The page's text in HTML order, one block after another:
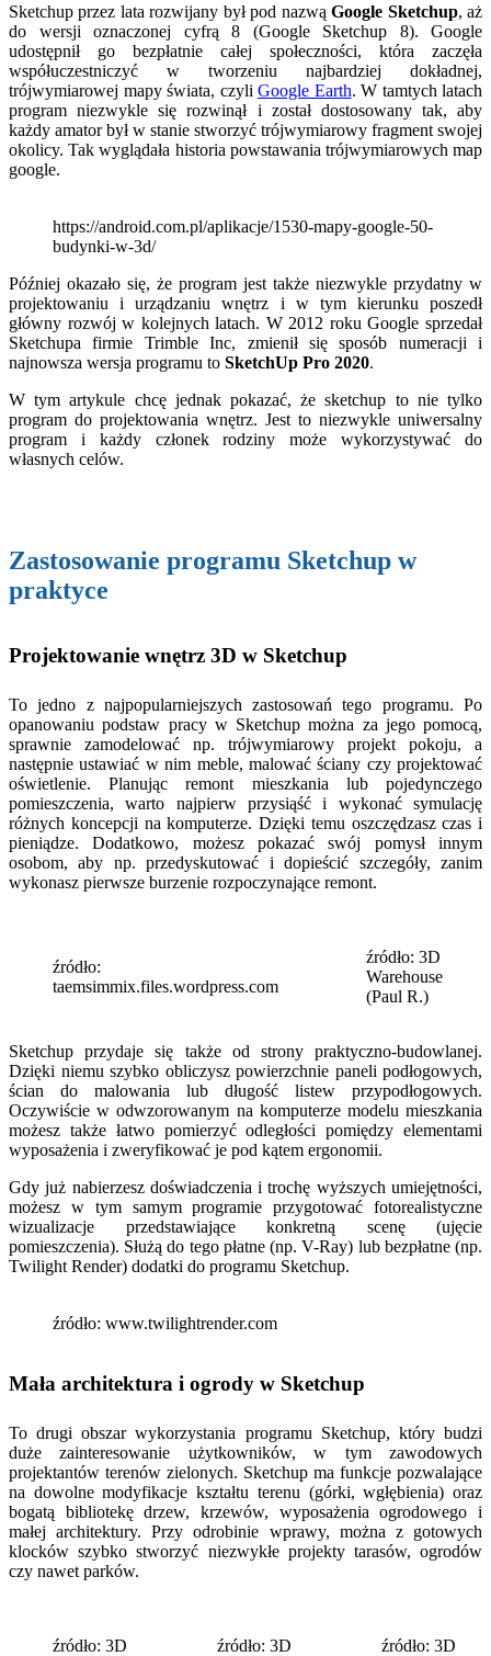
Sketchup przez lata rozwijany był pod nazwąGoogle Sketchup, aż
do wersji oznaczonej cyfrą 8 (Google Sketchup 8). Google
udostępnił go bezpłatnie całej społeczności, która zaczęła
współuczestniczyć w tworzeniu najbardziej dokładnej,
trójwymiarowej mapy świata, czyli Google Earth. W tamtych latach
program niezwykle się rozwinął i został dostosowany tak, aby
każdy amator był w stanie stworzyć trójwymiarowy fragment swojej
okolicy. Tak wyglądała historia powstawania trójwymiarowych map
google.
https://android.com.pl/aplikacje/1530-mapy-google-50-
budynki-w-3d/
Później okazało się, że program jest także niezwykle przydatny w
projektowaniu i urządzaniu wnętrz i w tym kierunku poszedł
główny rozwój w kolejnych latach. W 2012 roku Google sprzedał
Sketchupa firmie Trimble Inc, zmienił się sposób numeracji i
najnowsza wersja programu to SketchUp Pro 2020.
W tym artykule chcę jednak pokazać, że sketchup to nie tylko
program do projektowania wnętrz. Jest to niezwykle uniwersalny
program i każdy członek rodziny może wykorzystywać do
własnych celów.
Zastosowanie programu Sketchup w
praktyce
Projektowanie wnętrz 3D w Sketchup
To jedno z najpopularniejszych zastosowań tego programu. Po
opanowaniu podstaw pracy w Sketchup można za jego pomocą,
sprawnie zamodelować np. trójwymiarowy projekt pokoju, a
następnie ustawiać w nim meble, malować ściany czy projektować
oświetlenie. Planując remont mieszkania lub pojedynczego
pomieszczenia, warto najpierw przysiąść i wykonać symulację
różnych koncepcji na komputerze. Dzięki temu oszczędzasz czas i
pieniądze. Dodatkowo, możesz pokazać swój pomysł innym
osobom, aby np. przedyskutować i dopieścić szczegóły, zanim
wykonasz pierwsze burzenie rozpoczynające remont.
źródło:
taemsimmix.files.wordpress.com
źródło: 3D
Warehouse
(Paul R.)
Sketchup przydaje się także od strony praktyczno-budowlanej.
Dzięki niemu szybko obliczysz powierzchnie paneli podłogowych,
ścian do malowania lub długość listew przypodłogowych.
Oczywiście w odwzorowanym na komputerze modelu mieszkania
możesz także łatwo pomierzyć odległości pomiędzy elementami
wyposażenia i zweryfikować je pod kątem ergonomii.
Gdy już nabierzesz doświadczenia i trochę wyższych umiejętności,
możesz w tym samym programie przygotować fotorealistyczne
wizualizacje przedstawiające konkretną scenę (ujęcie
pomieszczenia). Służą do tego płatne (np. V-Ray) lub bezpłatne (np.
Twilight Render) dodatki do programu Sketchup.
źródło: www.twilightrender.com
Mała architektura i ogrody w Sketchup
To drugi obszar wykorzystania programu Sketchup, który budzi
duże zainteresowanie użytkowników, w tym zawodowych
projektantów terenów zielonych. Sketchup ma funkcje pozwalające
na dowolne modyfikacje kształtu terenu (górki, wgłębienia) oraz
bogatą bibliotekę drzew, krzewów, wyposażenia ogrodowego i
małej architektury. Przy odrobinie wprawy, można z gotowych
klocków szybko stworzyć niezwykłe projekty tarasów, ogrodów
czy nawet parków.
źródło: 3D
źródło: 3D
źródło: 3D